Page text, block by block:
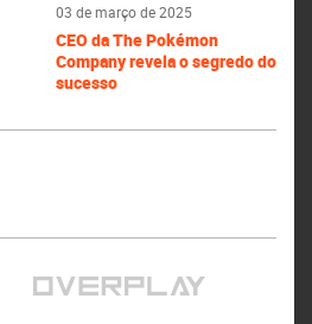
03 de março de 2025
CEO da The Pokémon
Company revela o segredo do
sucesso